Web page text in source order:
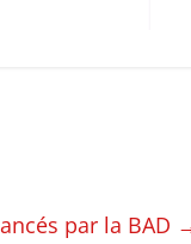
par la BAD